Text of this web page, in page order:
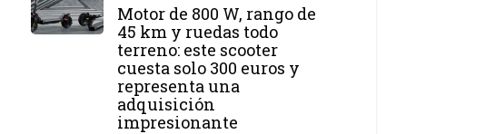
Motor de 800 W, rango de
45 km y ruedas todo
terreno: este scooter
cuesta solo 300 euros y
representa una
adquisición
impresionante